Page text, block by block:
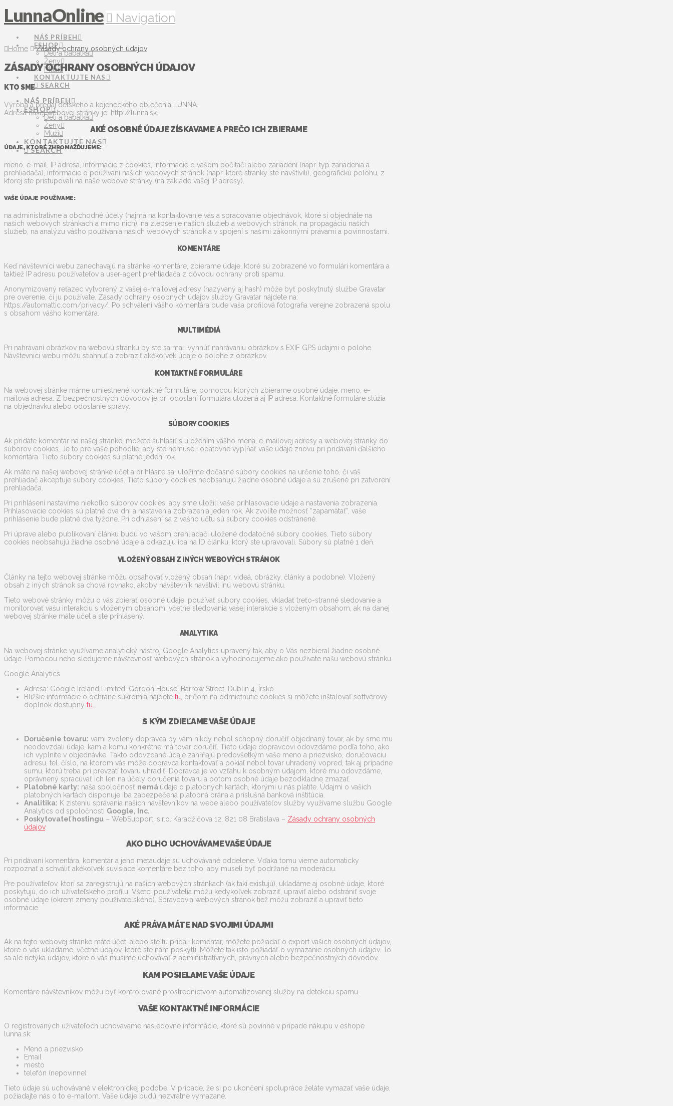
LunnaOnline Navigation
NÁŠ PRÍBEH
ESHOP
Deti a bábätká
Ženy
Muži
KONTAKTUJTE NAS
SEARCH
NÁŠ PRÍBEH
ESHOP
Deti a bábätká
Ženy
Muži
KONTAKTUJTE NAS
SEARCH
Home Zásady ochrany osobných údajov
ZÁSADY OCHRANY OSOBNÝCH ÚDAJOV
KTO SME
Výroba a predaj detského a kojeneckého oblečenia LUNNA.
Adresa našej webovej stránky je: http://lunna.sk.
AKÉ OSOBNÉ ÚDAJE ZÍSKAVAME A PREČO ICH ZBIERAME
ÚDAJE, KTORÉ ZHROMAŽĎUJEME:
meno, e-mail, IP adresa, informácie z cookies, informácie o vašom počítači alebo zariadení (napr. typ zariadenia a
prehliadača), informácie o používaní našich webových stránok (napr. ktoré stránky ste navštívili), geografickú polohu, z
ktorej ste pristupovali na naše webové stránky (na základe vašej IP adresy).
VAŠE ÚDAJE POUŽÍVAME:
na administratívne a obchodné účely (najmä na kontaktovanie vás a spracovanie objednávok, ktoré si objednáte na
našich webových stránkach a mimo nich), na zlepšenie našich služieb a webových stránok, na propagáciu našich
služieb, na analýzu vášho používania našich webových stránok a v spojení s našimi zákonnými právami a povinnosťami.
KOMENTÁRE
Keď návštevníci webu zanechavajú na stránke komentáre, zbierame údaje, ktoré sú zobrazené vo formulári komentára a
taktiež IP adresu používateľov a user-agent prehliadača z dôvodu ochrany proti spamu.
Anonymizovaný reťazec vytvorený z vašej e-mailovej adresy (nazývaný aj hash) môže byť poskytnutý službe Gravatar
pre overenie, či ju používate. Zásady ochrany osobných údajov služby Gravatar nájdete na:
https://automattic.com/privacy/. Po schválení vášho komentára bude vaša profilová fotografia verejne zobrazená spolu
s obsahom vášho komentára.
MULTIMÉDIÁ
Pri nahrávaní obrázkov na webovú stránku by ste sa mali vyhnúť nahrávaniu obrázkov s EXIF GPS údajmi o polohe.
Návštevníci webu môžu stiahnuť a zobraziť akékoľvek údaje o polohe z obrázkov.
KONTAKTNÉ FORMULÁRE
Na webovej stránke máme umiestnené kontaktné formuláre, pomocou ktorých zbierame osobné údaje: meno, e-
mailová adresa. Z bezpečnostných dôvodov je pri odoslaní formulára uložená aj IP adresa. Kontaktné formuláre slúžia
na objednávku alebo odoslanie správy.
SÚBORY COOKIES
Ak pridáte komentár na našej stránke, môžete súhlasiť s uložením vášho mena, e-mailovej adresy a webovej stránky do
súborov cookies. Je to pre vaše pohodlie, aby ste nemuseli opätovne vypĺňať vaše údaje znovu pri pridávaní ďalšieho
komentára. Tieto súbory cookies sú platné jeden rok.
Ak máte na našej webovej stránke účet a prihlásite sa, uložíme dočasné súbory cookies na určenie toho, či váš
prehliadač akceptuje súbory cookies. Tieto súbory cookies neobsahujú žiadne osobné údaje a sú zrušené pri zatvorení
prehliadača.
Pri prihlásení nastavíme niekoľko súborov cookies, aby sme uložili vaše prihlasovacie údaje a nastavenia zobrazenia.
Prihlasovacie cookies sú platné dva dni a nastavenia zobrazenia jeden rok. Ak zvolíte možnosť “zapamätať”, vaše
prihlásenie bude platné dva týždne. Pri odhlásení sa z vášho účtu sú súbory cookies odstránené.
Pri úprave alebo publikovaní článku budú vo vašom prehliadači uložené dodatočné súbory cookies. Tieto súbory
cookies neobsahujú žiadne osobné údaje a odkazujú iba na ID článku, ktorý ste upravovali. Súbory sú platné 1 deň.
VLOŽENÝ OBSAH Z INÝCH WEBOVÝCH STRÁNOK
Články na tejto webovej stránke môžu obsahovať vložený obsah (napr. videá, obrázky, články a podobne). Vložený
obsah z iných stránok sa chová rovnako, akoby návštevník navštívil inú webovú stránku.
Tieto webové stránky môžu o vás zbierať osobné údaje, používať súbory cookies, vkladať treťo-stranné sledovanie a
monitorovať vašu interakciu s vloženým obsahom, včetne sledovania vašej interakcie s vloženým obsahom, ak na danej
webovej stránke máte účet a ste prihlásený.
ANALYTIKA
Na webovej stránke využívame analytický nástroj Google Analytics upravený tak, aby o Vás nezbieral žiadne osobné
údaje. Pomocou neho sledujeme návštevnosť webových stránok a vyhodnocujeme ako používate našu webovú stránku.
Google Analytics
Adresa: Google Ireland Limited, Gordon House, Barrow Street, Dublin 4, Írsko
Bližšie informácie o ochrane súkromia nájdete tu , pričom na odmietnutie cookies si môžete inštalovať softvérový
doplnok dostupný tu
S KÝM ZDIEĽAME VAŠE ÚDAJE
Doručenie tovaru: vami zvolený dopravca by vám nikdy nebol schopný doručiť objednaný tovar, ak by sme mu
neodovzdali údaje, kam a komu konkrétne má tovar doručiť. Tieto údaje dopravcovi odovzdáme podľa toho, ako
ich vyplníte v objednávke. Takto odovzdané údaje zahŕňajú predovšetkým vaše meno a priezvisko, doručovaciu
adresu, tel. číslo, na ktorom vás môže dopravca kontaktovať a pokiaľ nebol tovar uhradený vopred, tak aj prípadne
sumu, ktorú treba pri prevzatí tovaru uhradiť. Dopravca je vo vzťahu k osobným údajom, ktoré mu odovzdáme,
oprávnený spracúvať ich len na účely doručenia tovaru a potom osobné údaje bezodkladne zmazať.
Platobné karty: naša spoločnosť nemá údaje o platobných kartách, ktorými u nás platíte. Údajmi o vašich
platobných kartách disponuje iba zabezpečená platobná brána a príslušná banková inštitúcia.
Analitika: K zisteniu správania našich návštevníkov na webe alebo používateľov služby využívame službu Google
Analytics od spoločnosti Google, Inc.
Poskytovateľ hostingu – WebSupport, s.r.o. Karadžičova 12, 821 08 Bratislava – Zásady ochrany osobných
údajov.
AKO DLHO UCHOVÁVAME VAŠE ÚDAJE
Pri pridávaní komentára, komentár a jeho metaúdaje sú uchovávané oddelene. Vďaka tomu vieme automaticky
rozpoznať a schváliť akékoľvek súvisiace komentáre bez toho, aby museli byť podržané na moderáciu.
Pre používateľov, ktorí sa zaregistrujú na našich webových stránkach (ak takí existujú), ukladáme aj osobné údaje, ktoré
poskytujú, do ich užívateľského profilu. Všetci používatelia môžu kedykoľvek zobraziť, upraviť alebo odstrániť svoje
osobné údaje (okrem zmeny používateľského). Správcovia webových stránok tiež môžu zobraziť a upraviť tieto
informácie.
AKÉ PRÁVA MÁTE NAD SVOJIMI ÚDAJMI
Ak na tejto webovej stránke máte účet, alebo ste tu pridali komentár, môžete požiadať o export vašich osobných údajov,
ktoré o vás ukladáme, včetne údajov, ktoré ste nám poskytli. Môžete tak isto požiadať o vymazanie osobných údajov. To
sa ale netýka údajov, ktoré o vás musíme uchovávať z administratívnych, právnych alebo bezpečnostných dôvodov.
KAM POSIELAME VAŠE ÚDAJE
Komentáre návštevníkov môžu byť kontrolované prostredníctvom automatizovanej služby na detekciu spamu.
VAŠE KONTAKTNÉ INFORMÁCIE
O registrovaných užívateľoch uchovávame nasledovné informácie, ktoré sú povinné v prípade nákupu v eshope
lunna.sk:
Meno a priezvisko
Email
mesto
telefón (nepovinne)
Tieto údaje sú uchovávané v elektronickej podobe. V prípade, že si po ukončení spolupráce želáte vymazať vaše údaje,
požiadajte nás o to e-mailom. Vaše údaje budú nezvratne vymazané.